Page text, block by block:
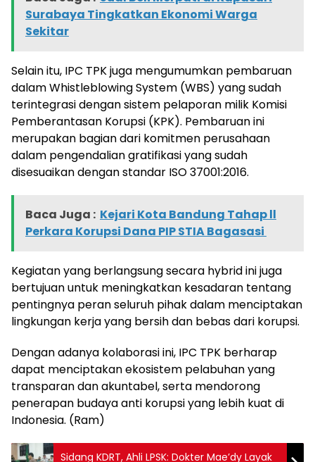
Surabaya Tingkatkan Ekonomi Warga
Sekitar
Selain itu, IPC TPK juga mengumumkan pembaruan
dalam Whistleblowing System (WBS) yang sudah
terintegrasi dengan sistem pelaporan milik Komisi
Pemberantasan Korupsi (KPK). Pembaruan ini
merupakan bagian dari komitmen perusahaan
dalam pengendalian gratifikasi yang sudah
disesuaikan dengan standar ISO 37001:2016.
Baca Juga : Kejari Kota Bandung Tahap ll
Perkara Korupsi Dana PIP STIA Bagasasi
Kegiatan yang berlangsung secara hybrid ini juga
bertujuan untuk meningkatkan kesadaran tentang
pentingnya peran seluruh pihak dalam menciptakan
lingkungan kerja yang bersih dan bebas dari korupsi.
Dengan adanya kolaborasi ini, IPC TPK berharap
dapat menciptakan ekosistem pelabuhan yang
transparan dan akuntabel, serta mendorong
penerapan budaya anti korupsi yang lebih kuat di
Indonesia. (Ram)
Sidang KDRT, Ahli LPSK: Dokter Mae’dy Layak